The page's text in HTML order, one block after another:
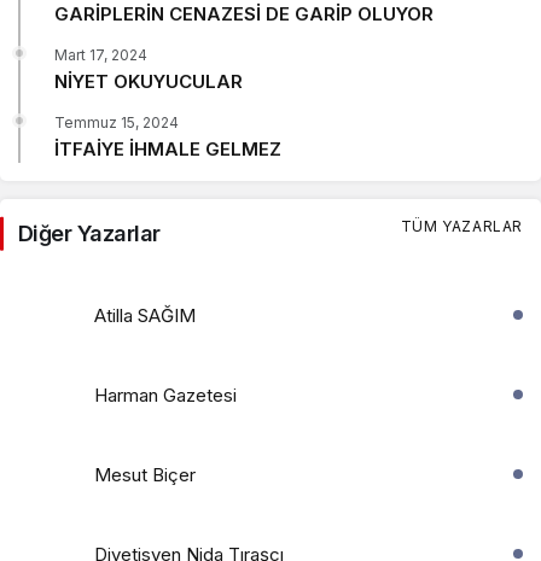
GARİPLERİN CENAZESİ DE GARİP OLUYOR
NİYET OKUYUCULAR
Mart 17, 2024
İTFAİYE İHMALE GELMEZ
Temmuz 15, 2024
Diğer Yazarlar TÜM YAZARLAR
Atilla SAĞIM
Harman Gazetesi
Mesut Biçer
Diyetisyen Nida Tıraşçı